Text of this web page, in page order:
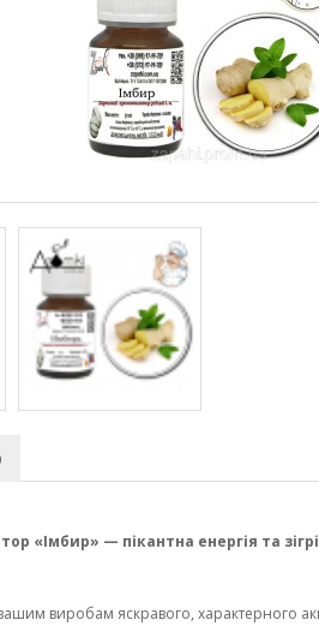
«Імбир» — пікантна енергія та
виробам яскравого, характерного